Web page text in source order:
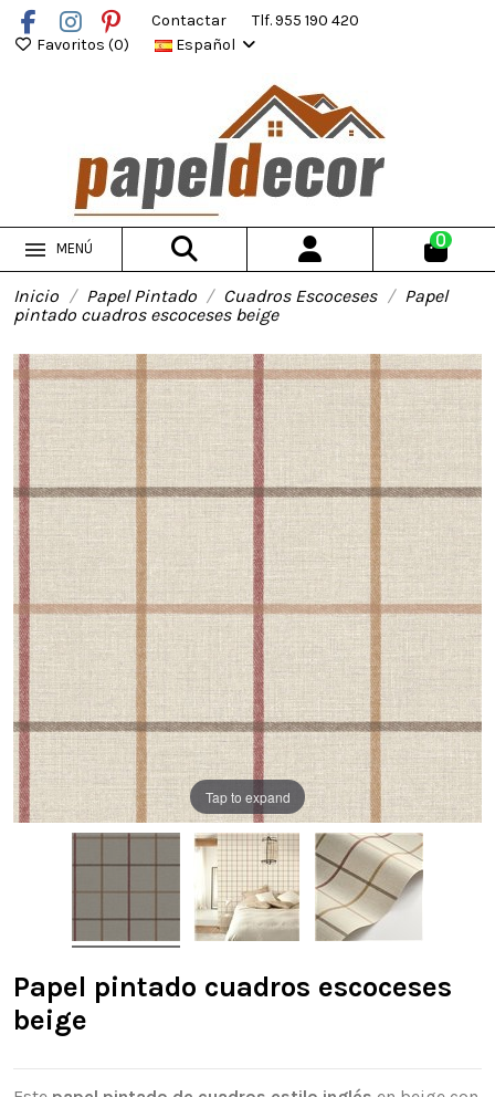
Contactar
Tlf. 955 190 420
Favoritos (0) Español
MENÚ 0
Inicio Papel Pintado Cuadros Escoceses
Papel
pintado cuadros escoceses beige
Tap to expand
Papel pintado cuadros escoceses
beige